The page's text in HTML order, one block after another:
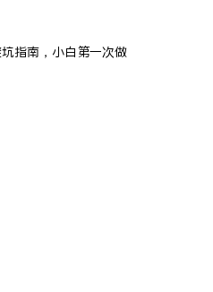
指南，小白第一次做